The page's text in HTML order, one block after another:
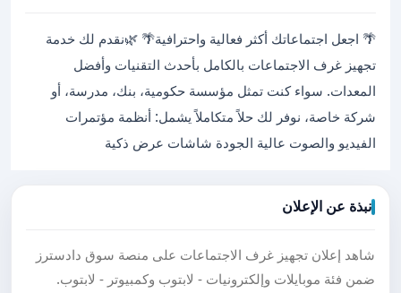
🌴 اجعل اجتماعاتك أكثر فعالية واحترافية🌴 🌿نقدم لك خدمة
تجهيز غرف الاجتماعات بالكامل بأحدث التقنيات وأفضل
المعدات. سواء كنت تمثل مؤسسة حكومية، بنك، مدرسة، أو
شركة خاصة، نوفر لك حلاً متكاملاً يشمل: أنظمة مؤتمرات
الفيديو والصوت عالية الجودة شاشات عرض ذكية
نبذة عن الإعلان
شاهد إعلان تجهيز غرف الاجتماعات على منصة سوق دادسترز
ضمن فئة موبايلات وإلكترونيات - لابتوب وكمبيوتر - لابتوب.